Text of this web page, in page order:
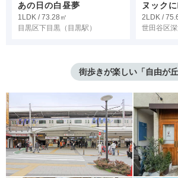
あの日の白昼夢
1LDK / 73.28㎡
目黒区下目黒 （目黒駅）
ヌック
2LDK /
世田谷区
街歩きが楽しい「自由が丘